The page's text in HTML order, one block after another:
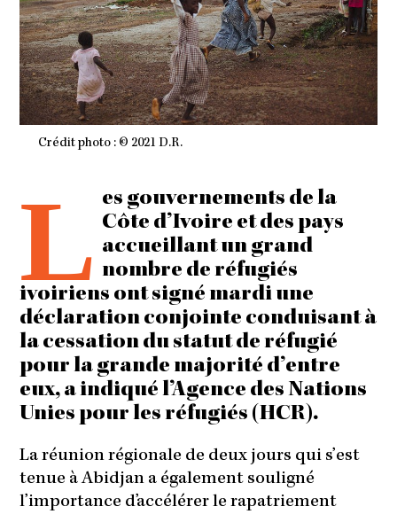
Crédit photo : © 2021 D.R.
L es gouvernements de la
Côte d’Ivoire et des pays
accueillant un grand
nombre de réfugiés
ivoiriens ont signé mardi une
déclaration conjointe conduisant à
la cessation du statut de réfugié
pour la grande majorité d’entre
eux, a indiqué l’Agence des Nations
Unies pour les réfugiés (HCR).
La réunion régionale de deux jours qui s’est
tenue à Abidjan a également souligné
l’importance d’accélérer le rapatriement